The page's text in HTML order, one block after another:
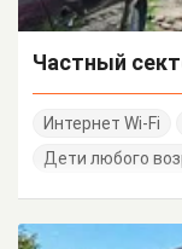
Частный
Интернет Wi-Fi
Дети любого